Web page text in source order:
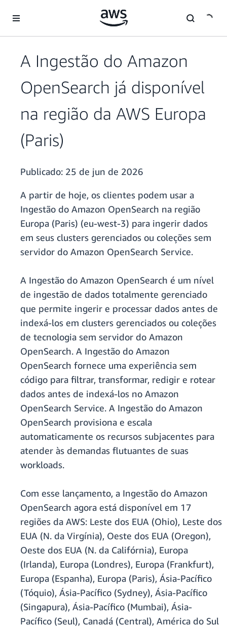
Pular para o conteúdo principal
A Ingestão do Amazon
OpenSearch já disponível
na região da AWS Europa
(Paris)
Publicado: 25 de jun de 2026
A partir de hoje, os clientes podem usar a
Ingestão do Amazon OpenSearch na região
Europa (Paris) (eu-west-3) para ingerir dados
em seus clusters gerenciados ou coleções sem
servidor do Amazon OpenSearch Service.
A Ingestão do Amazon OpenSearch é um nível
de ingestão de dados totalmente gerenciado
que permite ingerir e processar dados antes de
indexá-los em clusters gerenciados ou coleções
de tecnologia sem servidor do Amazon
OpenSearch. A Ingestão do Amazon
OpenSearch fornece uma experiência sem
código para filtrar, transformar, redigir e rotear
dados antes de indexá-los no Amazon
OpenSearch Service. A Ingestão do Amazon
OpenSearch provisiona e escala
automaticamente os recursos subjacentes para
atender às demandas flutuantes de suas
workloads.
Com esse lançamento, a Ingestão do Amazon
OpenSearch agora está disponível em 17
regiões da AWS: Leste dos EUA (Ohio), Leste dos
EUA (N. da Virgínia), Oeste dos EUA (Oregon),
Oeste dos EUA (N. da Califórnia), Europa
(Irlanda), Europa (Londres), Europa (Frankfurt),
Europa (Espanha), Europa (Paris), Ásia-Pacífico
(Tóquio), Ásia-Pacífico (Sydney), Ásia-Pacífico
(Singapura), Ásia-Pacífico (Mumbai), Ásia-
Pacífico (Seul), Canadá (Central), América do Sul